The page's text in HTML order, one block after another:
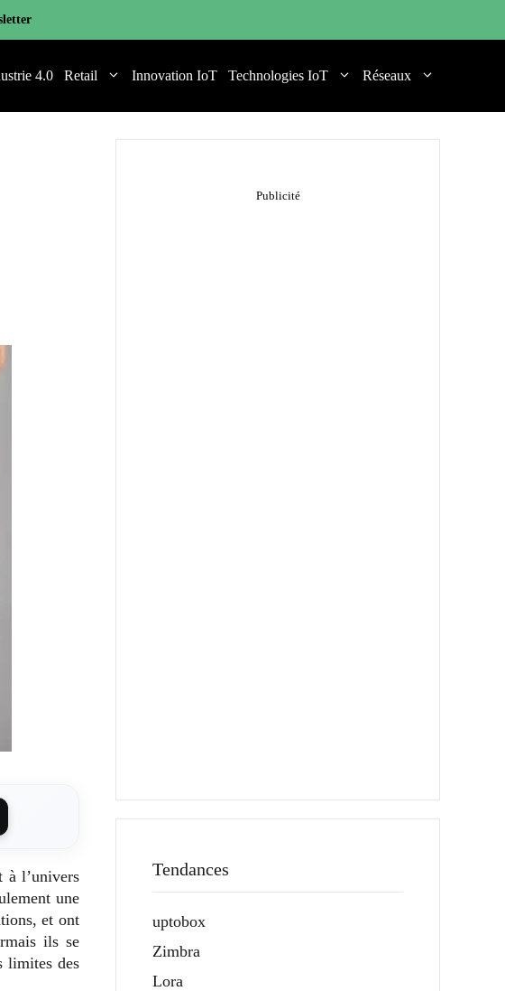
4.0 Retail Innovation IoT Technologies IoT Réseaux
à l’univers
une
et ont
ils se
limites des
Tendances
uptobox
Zimbra
Lora